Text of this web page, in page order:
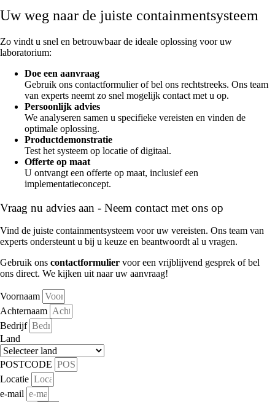
Uw weg naar de juiste containmentsysteem
Zo vindt u snel en betrouwbaar de ideale oplossing voor uw
laboratorium:
Doe een aanvraag
Gebruik ons contactformulier of bel ons rechtstreeks. Ons team
van experts neemt zo snel mogelijk contact met u op.
Persoonlijk advies
We analyseren samen u specifieke vereisten en vinden de
optimale oplossing.
Productdemonstratie
Test het systeem op locatie of digitaal.
Offerte op maat
U ontvangt een offerte op maat, inclusief een
implementatieconcept.
Vraag nu advies aan - Neem contact met ons op
Vind de juiste containmentsysteem voor uw vereisten. Ons team van
experts ondersteunt u bij u keuze en beantwoordt al u vragen.
Gebruik ons contactformulier voor een vrijblijvend gesprek of bel
ons direct. We kijken uit naar uw aanvraag!
Voornaam
Achternaam
Bedrijf
Land
POSTCODE
Locatie
e-mail